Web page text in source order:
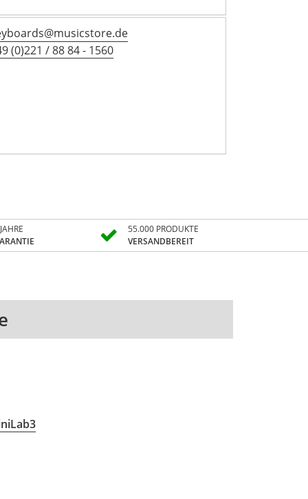
(0)221 / 88 84 - 1560
55.000 PRODUKTE
VERSANDBEREIT